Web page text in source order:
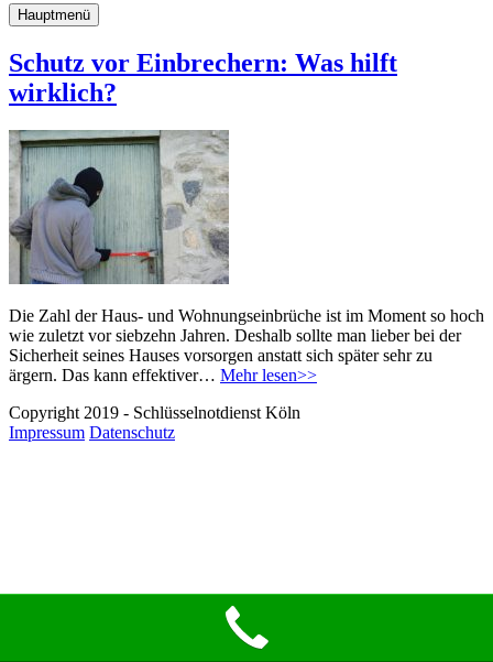
Hauptmenü
Schutz vor Einbrechern: Was hilft
wirklich?
Die Zahl der Haus- und Wohnungseinbrüche ist im Moment so hoch
wie zuletzt vor siebzehn Jahren. Deshalb sollte man lieber bei der
Sicherheit seines Hauses vorsorgen anstatt sich später sehr zu
ärgern. Das kann effektiver… Mehr lesen>>
Copyright 2019 - Schlüsselnotdienst Köln
Impressum Datenschutz